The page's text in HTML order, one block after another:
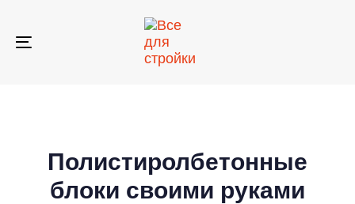
Toggle
Полистиролбетонные
блоки своими руками